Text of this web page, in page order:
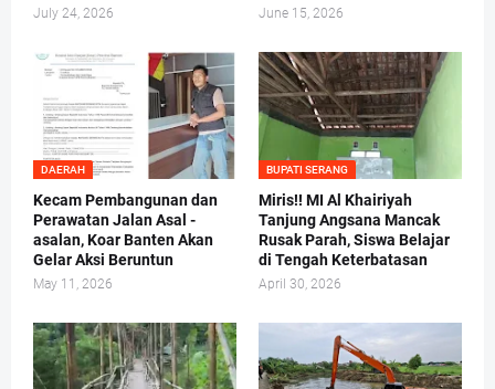
July 24, 2026 June 15, 2026
DAERAH
Kecam Pembangunan dan
Perawatan Jalan Asal -
asalan, Koar Banten Akan
Gelar Aksi Beruntun
May 11, 2026
BUPATI SERANG
Miris!! MI Al Khairiyah
Tanjung Angsana Mancak
Rusak Parah, Siswa Belajar
di Tengah Keterbatasan
April 30, 2026